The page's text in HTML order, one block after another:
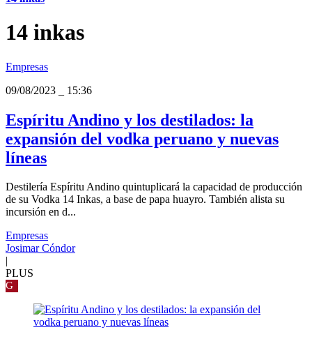
14 inkas
Empresas
09/08/2023
15:36
Espíritu Andino y los destilados: la
expansión del vodka peruano y nuevas
líneas
Destilería Espíritu Andino quintuplicará la capacidad de producción
de su Vodka 14 Inkas, a base de papa huayro. También alista su
incursión en d...
Empresas
Josimar Cóndor
PLUS
G